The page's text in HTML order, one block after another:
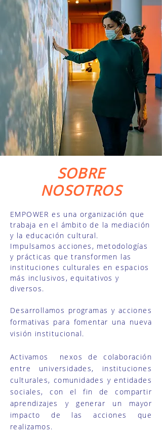
SOBRE
NOSOTROS
EMPOWER es una organizaciónque
trabaja en el ámbito de la mediación
y la educación cultural.
Impulsamos acciones, metodologías
y prácticas que transformen las
instituciones culturales en espacios
más inclusivos, equitativos y
diversos.
Desarrollamos programas y acciones
formativas para fomentar una nueva
visión institucional.
Activamos nexos de colaboración
entre universidades, instituciones
culturales, comunidades y entidades
sociales, con el fin de compartir
aprendizajes y generar un mayor
impacto de las acciones que
realizamos.